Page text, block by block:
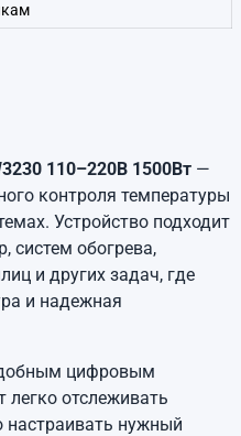
110–220В 1500Вт —
контроля температуры
Устройство подходит
систем обогрева,
и других задач, где
и надежная
цифровым
легко отслеживать
настраивать нужный